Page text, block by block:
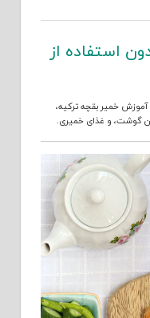
استفاده از
آموزش خمیر بقچه ترکیه،
گوشت، و غذای خمیری.